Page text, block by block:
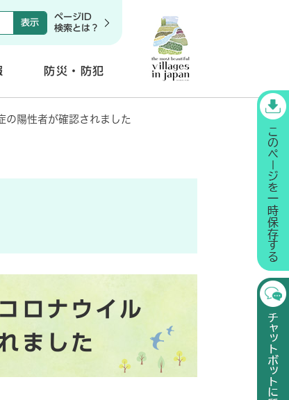
ページID
検索とは？
防災・防犯
く
の陽性者が確認されました
ロナウイル
ました